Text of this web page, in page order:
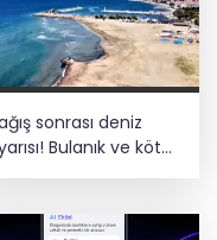
için koruma
canlısı türü kayıt
görevi için
savunma
490 kişi yakalandı
sonrası deniz
Bulanık ve kötü